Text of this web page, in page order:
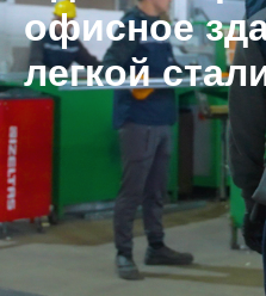
офисное
легкой